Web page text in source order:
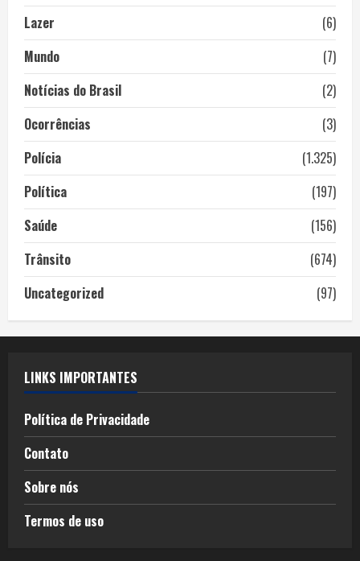
Lazer
(6)
Mundo
(7)
Notícias do Brasil
(2)
Ocorrências
(3)
Polícia
(1.325)
Política
(197)
Saúde
(156)
Trânsito
(674)
Uncategorized
(97)
LINKS IMPORTANTES
Política de Privacidade
Contato
Sobre nós
Termos de uso